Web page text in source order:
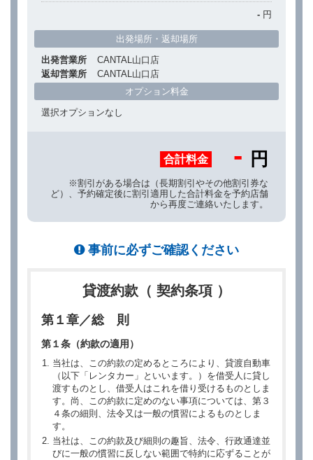
- 円
出発場所・返却場所
出発営業所
CANTAL山口店
返却営業所
CANTAL山口店
オプション料金
選択オプションなし
合計料金 - 円
※割引がある場合は（長期割引やその他割引券な
ど）、予約確定後に割引適用した合計料金を予約店舗
から再度ご連絡いたします。
事前に必ずご確認ください
貸渡約款（ 契約条項 ）
第１章／総 則
第１条（約款の適用）
当社は、この約款の定めるところにより、貸渡自動車
（以下「レンタカー」といいます。）を借受人に貸し
渡すものとし、借受人はこれを借り受けるものとしま
す。尚、この約款に定めのない事項については、第３
４条の細則、法令又は一般の慣習によるものとしま
す。
当社は、この約款及び細則の趣旨、法令、行政通達並
びに一般の慣習に反しない範囲で特約に応ずることが